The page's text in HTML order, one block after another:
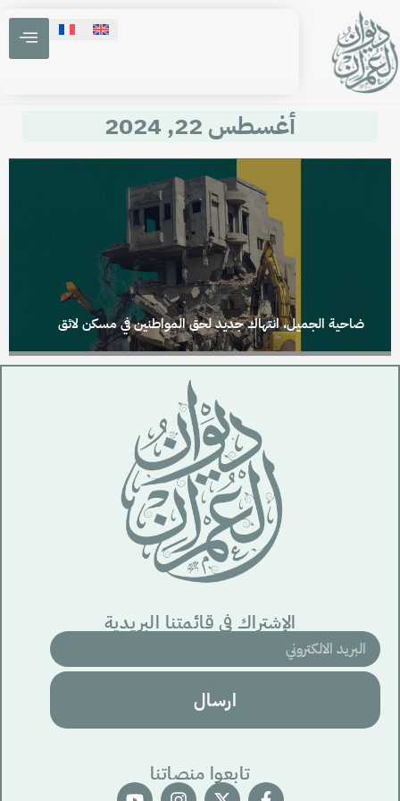
أغسطس 22, 2024
ضاحية الجميل، انتهاك جديد لحق المواطنين في مسكن لائق
الإشتراك في قائمتنا البريدية
ارسال
تابعوا منصاتنا